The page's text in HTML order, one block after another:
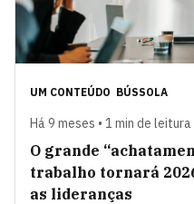
UM CONTEÚDO BÚSSOLA
Há 9 meses • 1 min de leitura
O grande
trabalho tornará
as lideranças